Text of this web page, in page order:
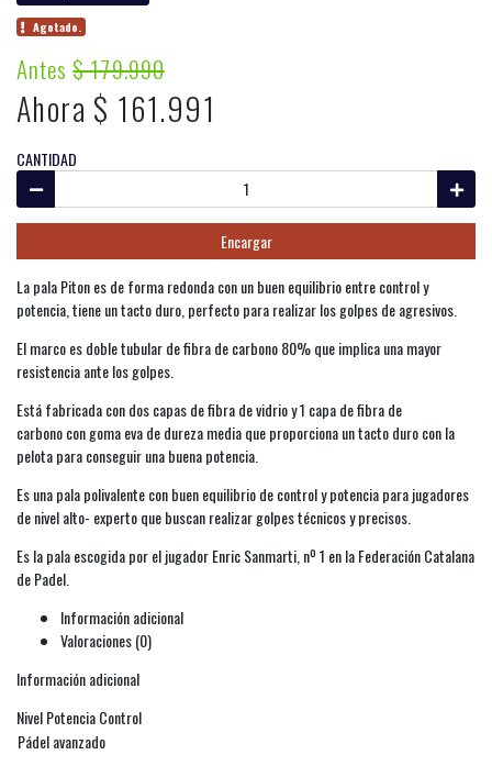
Agotado.
Antes$ 179.990
Ahora $ 161.991
CANTIDAD
Encargar
La pala Piton es de forma redonda con un buen equilibrio entre control y
potencia, tiene un tacto duro, perfecto para realizar los golpes de agresivos.
El marco es doble tubular de fibra de carbono 80% que implica una mayor
resistencia ante los golpes.
Está fabricada con dos capas de fibra de vidrio y 1 capa de fibra de
carbono con goma eva de dureza media que proporciona un tacto duro con la
pelota para conseguir una buena potencia.
Es una pala polivalente con buen equilibrio de control y potencia para jugadores
de nivel alto- experto que buscan realizar golpes técnicos y precisos.
Es la pala escogida por el jugador Enric Sanmarti, nº 1 en la Federación Catalana
de Padel.
Información adicional
Valoraciones (0)
Información adicional
Nivel Potencia Control
Pádel avanzado